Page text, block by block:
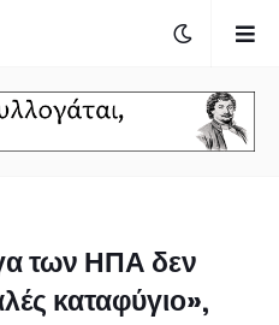
των ΗΠΑ δεν
καταφύγιο»,